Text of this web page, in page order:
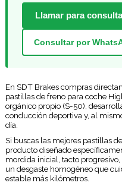
Llamar para
Consultar por
En SDT Brakes compras
pastillas de freno para coche
orgánico propio (S-50),
conducción deportiva y, al
día.
Si buscas las mejores pastillas
producto diseñado
mordida inicial, tacto
un desgaste homogéneo que
estable más kilómetros.